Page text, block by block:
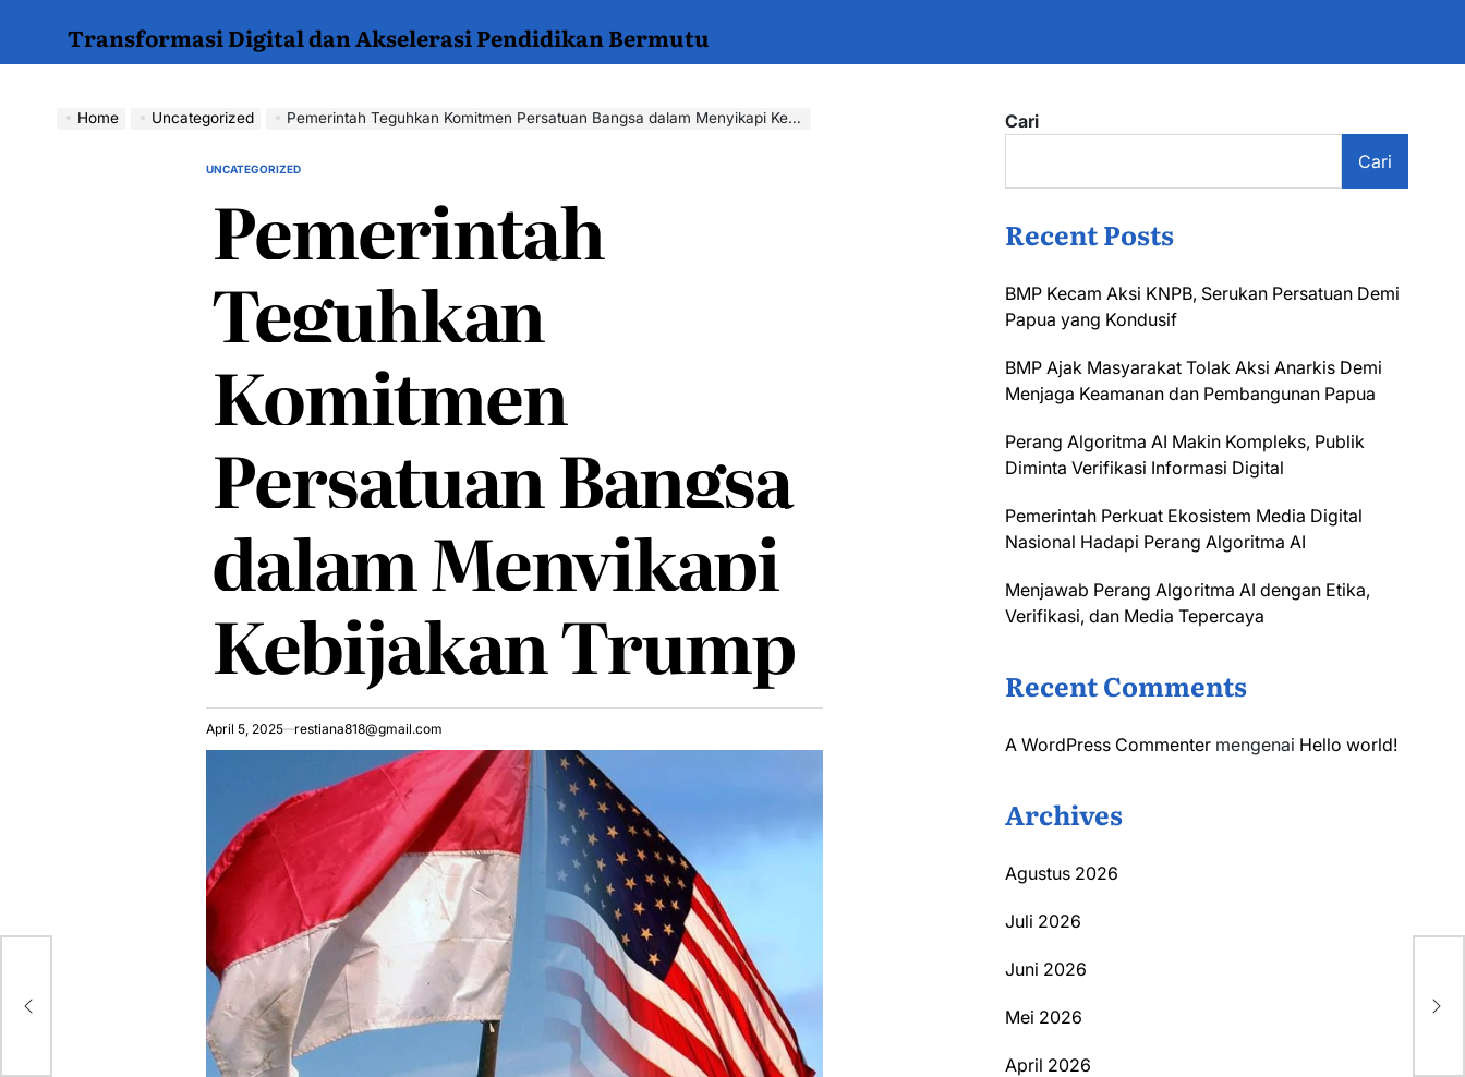
Transformasi Digital dan Akselerasi Pendidikan Bermutu
Home Uncategorized Pemerintah Teguhkan Komitmen Persatuan Bangsa dalam Menyikapi Kebijakan Trump
POSTED
UNCATEGORIZED
Pemerintah
Teguhkan
Komitmen
Persatuan Bangsa
dalam Menyikapi
Kebijakan Trump
April 5, 2025 restiana818@gmail.com
Cari
Cari
Recent Posts
BMP Kecam Aksi KNPB, Serukan Persatuan Demi
Papua yang Kondusif
BMP Ajak Masyarakat Tolak Aksi Anarkis Demi
Menjaga Keamanan dan Pembangunan Papua
Perang Algoritma AI Makin Kompleks, Publik
Diminta Verifikasi Informasi Digital
Pemerintah Perkuat Ekosistem Media Digital
Nasional Hadapi Perang Algoritma AI
Menjawab Perang Algoritma AI dengan Etika,
Verifikasi, dan Media Tepercaya
Recent Comments
A WordPress Commenter mengenai Hello world!
Archives
Agustus 2026
Juli 2026
Juni 2026
Mei 2026
April 2026